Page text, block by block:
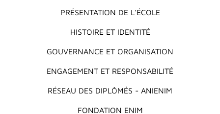
Main menuPRÉSENTATION DE L'ÉCOLE
HISTOIRE ET IDENTITÉ
GOUVERNANCE ET ORGANISATION
ENGAGEMENT ET RESPONSABILITÉ
RÉSEAU DES DIPLÔMÉS - ANIENIM
FONDATION ENIM